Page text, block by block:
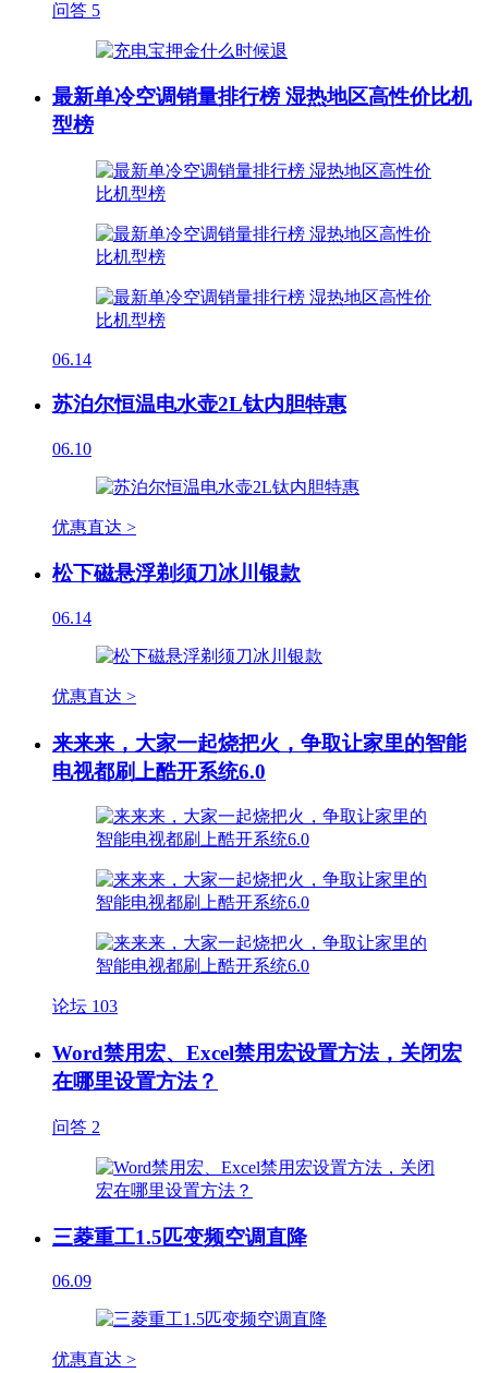
问答 5
最新单冷空调销量排行榜 湿热地区高性价比机
型榜
06.14
苏泊尔恒温电水壶2L钛内胆特惠
06.10
优惠直达 >
松下磁悬浮剃须刀冰川银款
06.14
优惠直达 >
来来来，大家一起烧把火，争取让家里的智能
电视都刷上酷开系统6.0
论坛 103
Word禁用宏、Excel禁用宏设置方法，关闭宏
在哪里设置方法？
问答 2
三菱重工1.5匹变频空调直降
06.09
优惠直达 >